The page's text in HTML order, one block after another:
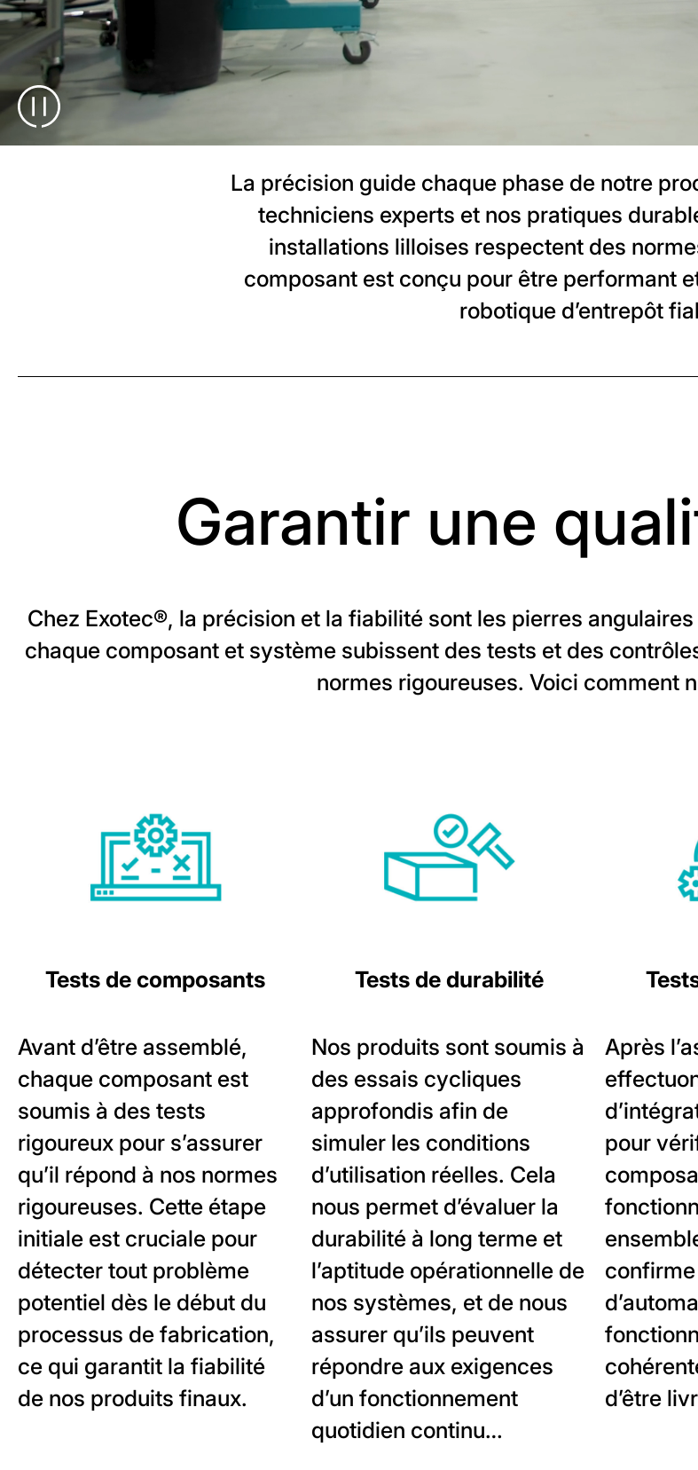
La précision guide chaque phase de notre
techniciens experts et nos pratiques
installations lilloises respectent des
composant est conçu pour être performant
robotique d’entrepôt
Garantir une
Chez Exotec®, la précision et la fiabilité sont les pierres
chaque composant et système subissent des tests et des
normes rigoureuses. Voici comment
Tests de composants
Avant d’être assemblé,
chaque composant est
soumis à des tests
rigoureux pour s’assurer
qu’il répond à nos normes
rigoureuses. Cette étape
initiale est cruciale pour
détecter tout problème
potentiel dès le début du
processus de fabrication,
ce qui garantit la fiabilité
de nos produits finaux.
Tests de durabilité
Nos produits sont soumis à
des essais cycliques
approfondis afin de
simuler les conditions
d’utilisation réelles. Cela
nous permet d’évaluer la
durabilité à long terme et
l’aptitude opérationnelle de
nos systèmes, et de nous
assurer qu’ils peuvent
répondre aux exigences
d’un fonctionnement
quotidien continu…
Après
pour
d’être